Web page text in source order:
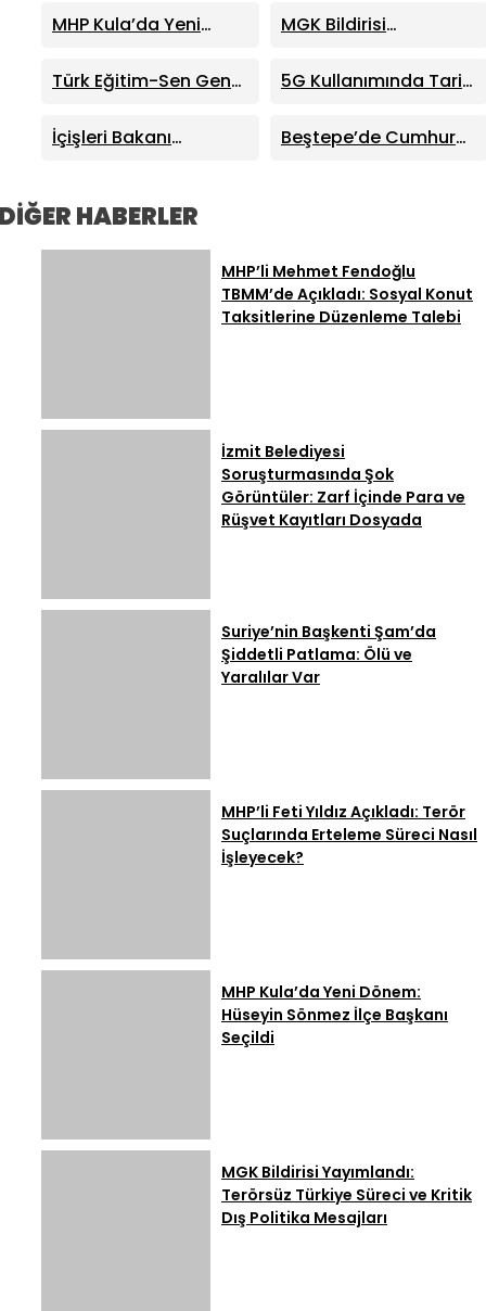
MHP Kula’da Yeni
Sönmez İlçe Başkanı
Seçildi
MGK Bildirisi
Türkiye Süreci ve Kritik
Dış Politika Mesajları
Türk Eğitim-Sen Genel
MHP Lideri Bahçeli’nin
Eğitim Mesajları Son
5G Kullanımında Tarihi
Milyon Abone
İçişleri Bakanı
Devletimizin Sarsılmaz
İradesidir”
Beştepe’de Cumhur
HABERLER
MHP’li Mehmet Fendoğlu
TBMM’de Açıkladı: Sosyal Konut
Taksitlerine Düzenleme Talebi
İzmit Belediyesi
Soruşturmasında Şok
Görüntüler: Zarf İçinde Para ve
Rüşvet Kayıtları Dosyada
Suriye’nin Başkenti Şam’da
Şiddetli Patlama: Ölü ve
Yaralılar Var
MHP’li Feti Yıldız Açıkladı: Terör
Suçlarında Erteleme Süreci Nasıl
İşleyecek?
MHP Kula’da Yeni Dönem:
Hüseyin Sönmez İlçe Başkanı
Seçildi
MGK Bildirisi Yayımlandı:
Terörsüz Türkiye Süreci ve Kritik
Dış Politika Mesajları